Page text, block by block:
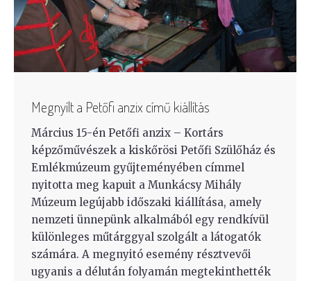
Megnyílt a Petőfi anzix című kiállítás
Március 15-én Petőfi anzix – Kortárs
képzőművészek a kiskőrösi Petőfi Szülőház és
Emlékmúzeum gyűjteményében címmel
nyitotta meg kapuit a Munkácsy Mihály
Múzeum legújabb időszaki kiállítása, amely
nemzeti ünnepünk alkalmából egy rendkívül
különleges műtárggyal szolgált a látogatók
számára. A megnyitó esemény résztvevői
ugyanis a délután folyamán megtekinthették